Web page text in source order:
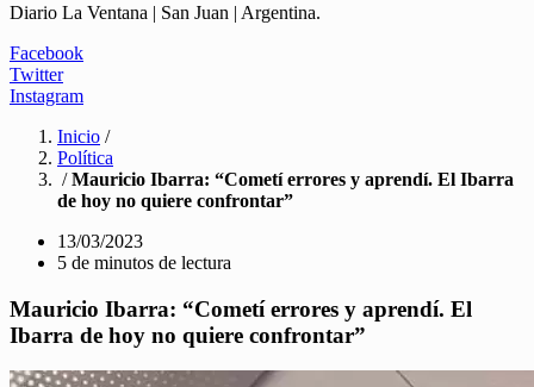
Diario La Ventana | San Juan | Argentina.
Facebook
Twitter
Instagram
Inicio /
Política
/Mauricio Ibarra: “Cometí errores y aprendí. El Ibarra
de hoy no quiere confrontar”
13/03/2023
5 de minutos de lectura
Mauricio Ibarra: “Cometí errores y aprendí. El
Ibarra de hoy no quiere confrontar”